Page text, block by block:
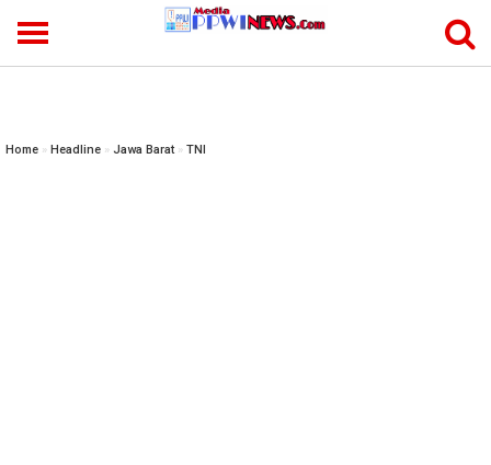
Home » Headline » Jawa Barat» TNI